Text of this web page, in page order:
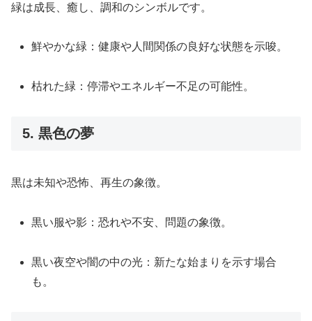
緑は成長、癒し、調和のシンボルです。
鮮やかな緑：健康や人間関係の良好な状態を示唆。
枯れた緑：停滞やエネルギー不足の可能性。
5. 黒色の夢
黒は未知や恐怖、再生の象徴。
黒い服や影：恐れや不安、問題の象徴。
黒い夜空や闇の中の光：新たな始まりを示す場合
も。